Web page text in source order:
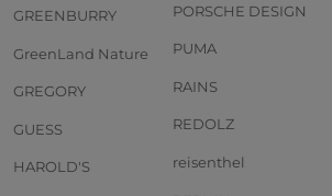
GREENBURRY
GreenLand Nature
GREGORY
GUESS
HAROLD'S
PORSCHE DESIGN
PUMA
RAINS
REDOLZ
reisenthel